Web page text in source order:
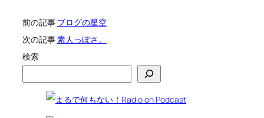
前の記事 ブログの星空
次の記事素人っぽさ。
検索